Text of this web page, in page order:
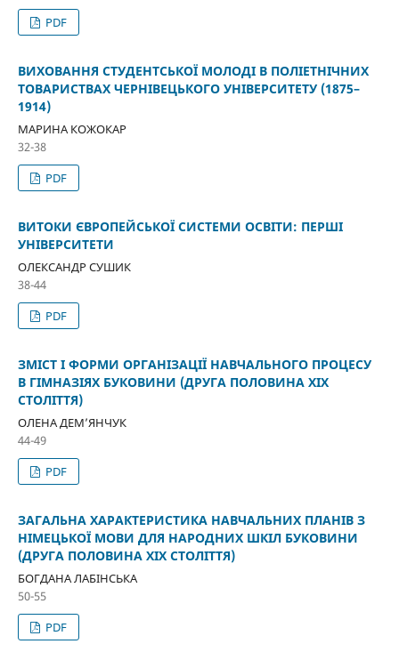
PDF
ВИХОВАННЯ СТУДЕНТСЬКОЇ МОЛОДІ В ПОЛІЕТНІЧНИХ
ТОВАРИСТВАХ ЧЕРНІВЕЦЬКОГО УНІВЕРСИТЕТУ (1875–
1914)
МАРИНА КОЖОКАР
32-38
PDF
ВИТОКИ ЄВРОПЕЙСЬКОЇ СИСТЕМИ ОСВІТИ: ПЕРШІ
УНІВЕРСИТЕТИ
ОЛЕКСАНДР СУШИК
38-44
PDF
ЗМІСТ І ФОРМИ ОРГАНІЗАЦІЇ НАВЧАЛЬНОГО ПРОЦЕСУ
В ГІМНАЗІЯХ БУКОВИНИ (ДРУГА ПОЛОВИНА ХІХ
СТОЛІТТЯ)
ОЛЕНА ДЕМ’ЯНЧУК
44-49
PDF
ЗАГАЛЬНА ХАРАКТЕРИСТИКА НАВЧАЛЬНИХ ПЛАНІВ З
НІМЕЦЬКОЇ МОВИ ДЛЯ НАРОДНИХ ШКІЛ БУКОВИНИ
(ДРУГА ПОЛОВИНА XIX СТОЛІТТЯ)
БОГДАНА ЛАБІНСЬКА
50-55
PDF